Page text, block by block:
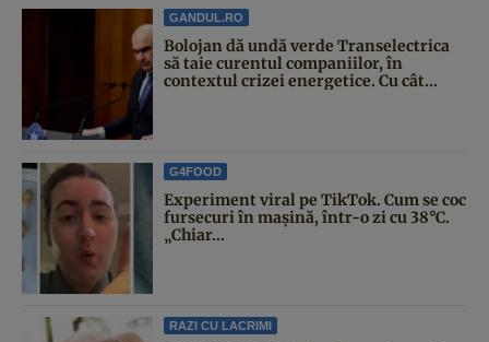
GANDUL.RO
Bolojan dă undă verde Transelectrica
să taie curentul companiilor, în
contextul crizei energetice. Cu cât...
G4FOOD
Experiment viral pe TikTok. Cum se coc
fursecuri în mașină, într-o zi cu 38°C.
„Chiar...
RAZI CU LACRIMI